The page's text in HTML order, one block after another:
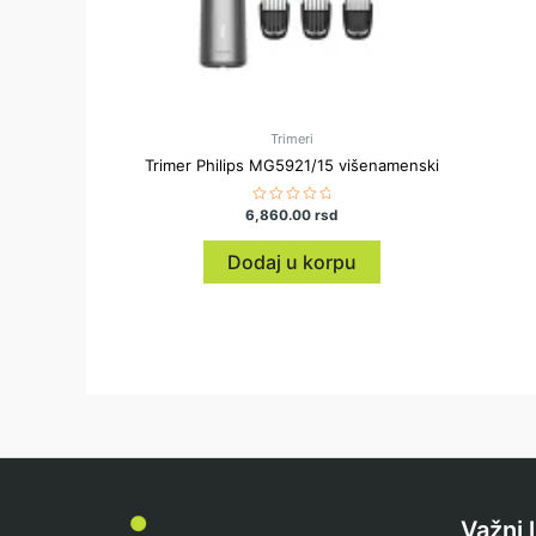
Trimeri
Trimer Philips MG5921/15 višenamenski
Ocenjeno
sa
0
od
5
6,860.00rsd
Dodaj u korpu
Važni